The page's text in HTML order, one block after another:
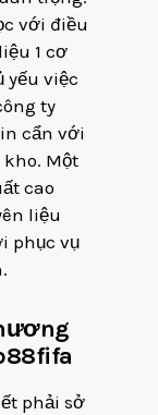
với điều
1 cơ
yếu việc
ty
cẩn với
Một
cao
liệu
phục vụ
phải sở